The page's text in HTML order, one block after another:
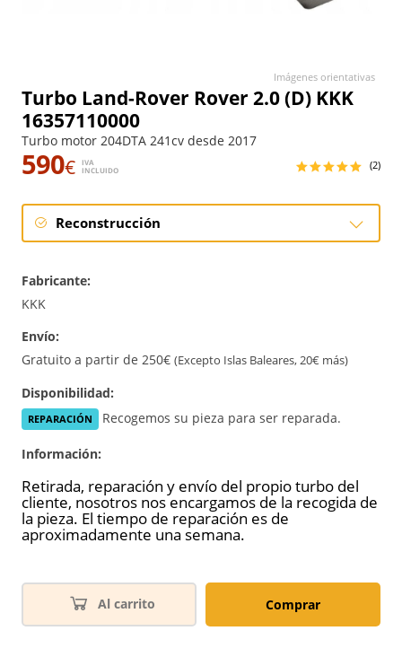
Turbo Land-Rover Rover 2.0 (D) KKK
16357110000
Turbo motor 204DTA 241cv desde 2017
590€
IVA
INCLUIDO
(2)
Reconstrucción
Fabricante:
KKK
Envío:
Gratuito a partir de 250€ (Excepto Islas Baleares, 20€ más)
Disponibilidad:
REPARACIÓN Recogemos su pieza para ser reparada.
Información:
Retirada, reparación y envío del propio turbo del
cliente, nosotros nos encargamos de la recogida de
la pieza. El tiempo de reparación es de
aproximadamente una semana.
Al carrito Comprar
Imágenes orientativas